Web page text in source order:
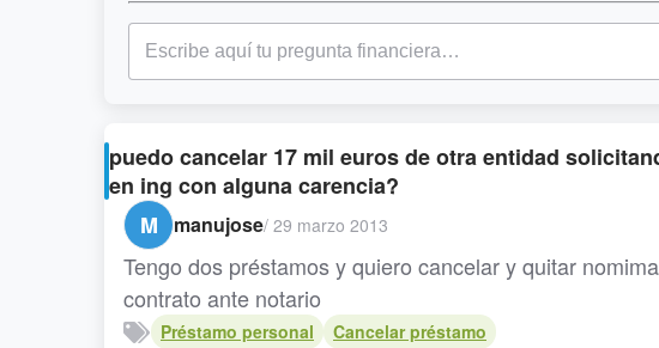
puedo cancelar 17 mil euros de otra entidad
en ing con alguna carencia?
M manujose/ 29 marzo 2013
Tengo dos préstamos y quiero cancelar y quitar
contrato ante notario
Préstamo personal Cancelar préstamo